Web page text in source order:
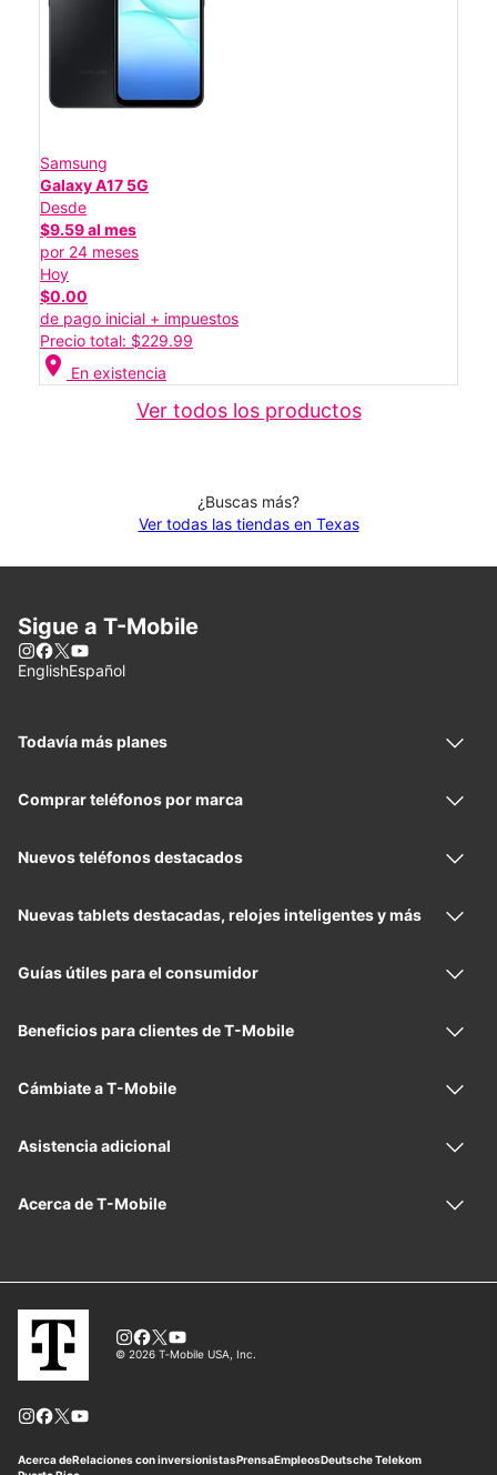
Samsung
Galaxy A17 5G
Desde
$9.59 al mes
por 24 meses
Hoy
$0.00
de pago inicial + impuestos
Precio total: $229.99
location_on En existencia
Ver todos los productos
¿Buscas más?
Ver todas las tiendas en Texas